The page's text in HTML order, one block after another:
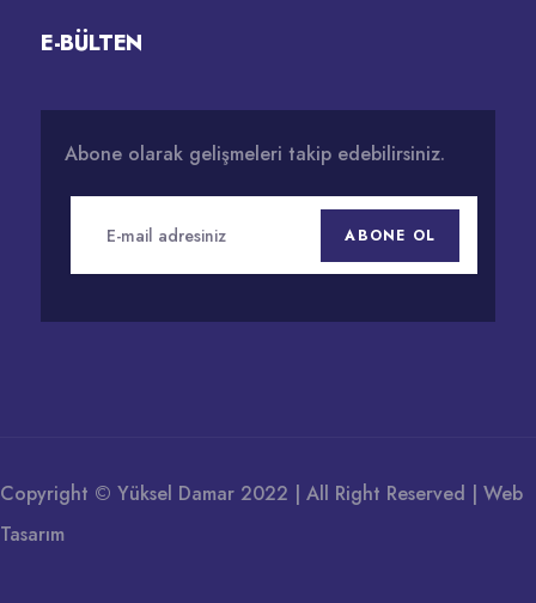
E-BÜLTEN
Abone olarak gelişmeleri takip edebilirsiniz.
ABONE OL
Copyright © Yüksel Damar 2022 | All Right Reserved | Web
Tasarım